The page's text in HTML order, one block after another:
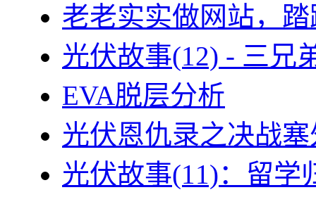
老老实实做网站，
光伏故事(12) - 三兄
EVA脱层分析
光伏恩仇录之决战
光伏故事(11)：留学